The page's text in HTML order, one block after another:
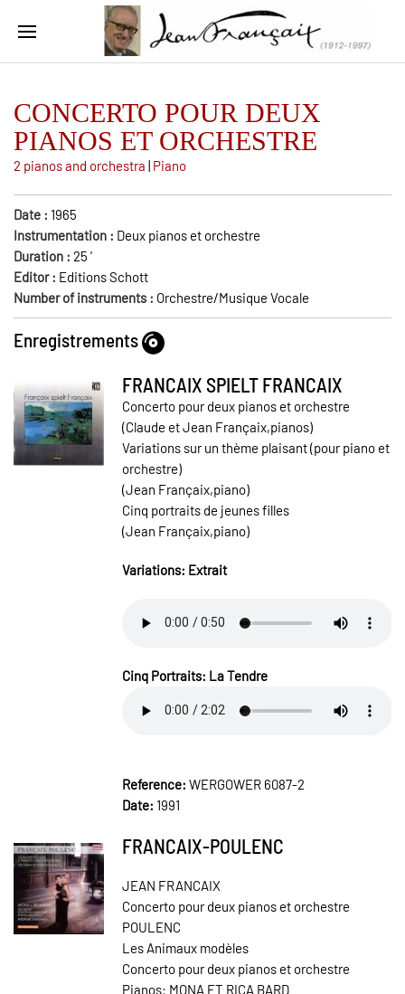
CONCERTO POUR DEUX
PIANOS ET ORCHESTRE
2 pianos and orchestra | Piano
Date : 1965
Instrumentation : Deux pianos et orchestre
Duration : 25 '
Editor : Editions Schott
Number of instruments : Orchestre/Musique Vocale
Enregistrements
FRANCAIX SPIELT FRANCAIX
Concerto pour deux pianos et orchestre
(Claude et Jean Françaix,pianos)
Variations sur un thème plaisant (pour piano et
orchestre)
(Jean Françaix,piano)
Cinq portraits de jeunes filles
(Jean Françaix,piano)
Variations: Extrait
Cinq Portraits: La Tendre
Reference: WERGOWER 6087-2
Date: 1991
FRANCAIX-POULENC
JEAN FRANCAIX
Concerto pour deux pianos et orchestre
POULENC
Les Animaux modèles
Concerto pour deux pianos et orchestre
Pianos: MONA ET RICA BARD